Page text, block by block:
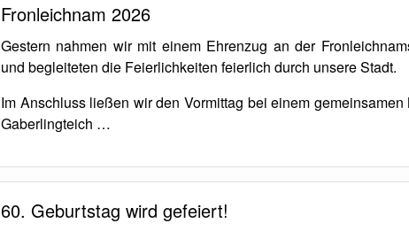
Fronleichnam 2026
Gestern nahmen wir mit einem Ehrenzug an der
und begleiteten die Feierlichkeiten feierlich durch unsere Stadt.
Im Anschluss ließen wir den Vormittag bei einem gemeinsamen
Gaberlingteich …
60. Geburtstag wird gefeiert!